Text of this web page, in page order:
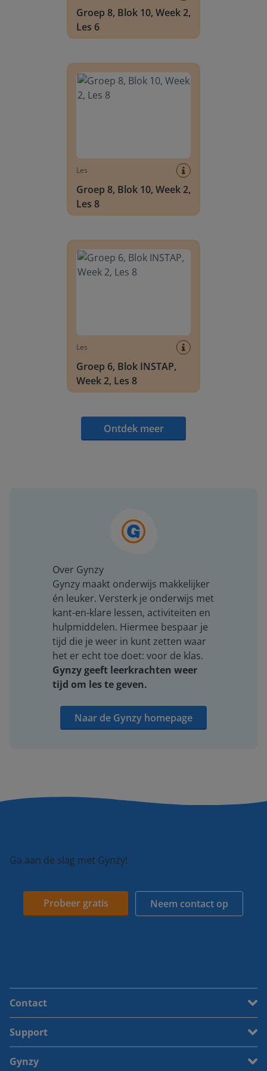
Groep 8, Blok 10, Week 2,
Les 6
Les
Groep 8, Blok 10, Week 2,
Les 8
Les
Groep 6, Blok INSTAP,
Week 2, Les 8
Ontdek meer
Over Gynzy
Gynzy maakt onderwijs makkelijker
én leuker. Versterk je onderwijs met
kant-en-klare lessen, activiteiten en
hulpmiddelen. Hiermee bespaar je
tijd die je weer in kunt zetten waar
het er echt toe doet: voor de klas.
Gynzy geeft leerkrachten weer
tijd om les te geven.
Naar de Gynzy homepage
Ga aan de slag met Gynzy!
Probeer gratis Neem contact op
Contact
Support
Gynzy